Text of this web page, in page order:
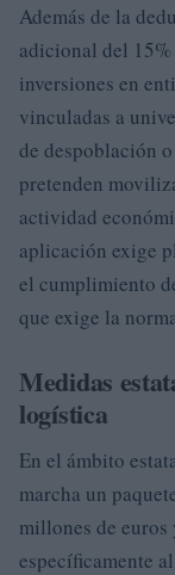
Además de la
adicional del
inversiones en
vinculadas a
de despoblación
pretenden
actividad
aplicación exige
el cumplimiento
que exige la
Medidas
logística
En el ámbito
marcha un
millones de
específicamente